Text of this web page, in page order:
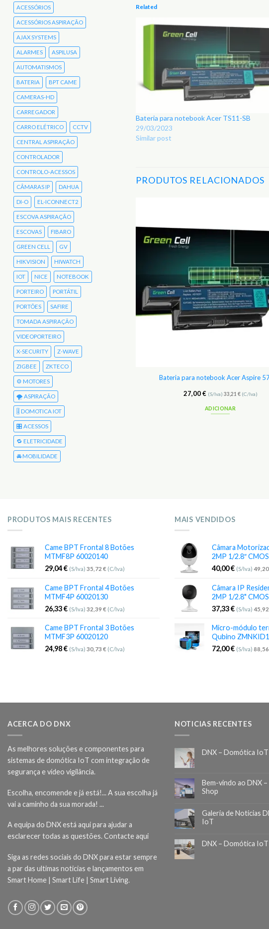
ACESSÓRIOS
ACESSÓRIOS ASPIRAÇÃO
AJAX SYSTEMS
ALARMES ASPILUSA
AUTOMATISMOS
BATERIA BPT CAME
CAMERAS-HD
CARREGADOR
CARRO ELÉTRICO CCTV
CENTRAL ASPIRAÇÃO
CONTROLADOR
CONTROLO-ACESSOS
CÂMARAS IP DAHUA
DI-O EL-ICONNECT2
ESCOVA ASPIRAÇÃO
ESCOVAS FIBARO
GREEN CELL GV
HIKVISION HIWATCH
IOT NICE NOTEBOOK
PORTEIRO PORTÁTIL
PORTÕES SAFIRE
TOMADA ASPIRAÇÃO
VIDEOPORTEIRO
X-SECURITY Z-WAVE
ZIGBEE ZKTECO
⚙️ MOTORES
🌪️ ASPIRAÇÃO
🎚️ DOMOTICA IOT
🎛️ ACESSOS
🔁 ELETRICIDADE
🚘 MOBILIDADE
Related
Bateria para notebook Acer TS11-SB
29/03/2023
Similar post
PRODUTOS RELACIONADOS
Bateria para notebook Acer Aspire
27,00€ (S/Iva) 33,21 €(C/Iva)
ADICIONAR
notebook Acer Aspire 7552G
27,00€ (S/Iva)33,21
ADICIONAR
PRODUTOS MAIS RECENTES
Came BPT Frontal 8 Botões
MTMF8P 60020140
29,04€ (S/Iva) 35,72 € (C/Iva)
Came BPT Frontal 4 Botões
MTMF4P 60020130
26,33€ (S/Iva) 32,39 € (C/Iva)
Came BPT Frontal 3 Botões
MTMF3P 60020120
24,98€ (S/Iva) 30,73 € (C/Iva)
MAIS VENDIDOS
Câmara
2MP 1/2.8″ CMOS
40,00€ (S/Iva) 49,20
Câmara IP
2MP 1/2.8"
37,33€ (S/Iva) 45,92
Micro-módulo
Qubino ZMNKID1
72,00€ (S/Iva) 88,56
ACERCA DO DNX
As melhores soluções e componentes para
sistemas de domótica IoT com integração de
segurança e vídeo vigilância.
Escolha, encomende e já está!... A sua escolha já
vai a caminho da sua morada! ...
A equipa do DNX está aqui para ajudar a
esclarecer todas as questões.Contacte aqui
Siga as redes sociais do DNX para estar sempre
a par das ultimas noticias e lançamentos em
Smart Home | Smart Life | Smart Living.
NOTICIAS RECENTES
DNX – Domótica IoT
Bem-vindo ao DNX
Shop
Galeria de Noticias
IoT
DNX – Domótica